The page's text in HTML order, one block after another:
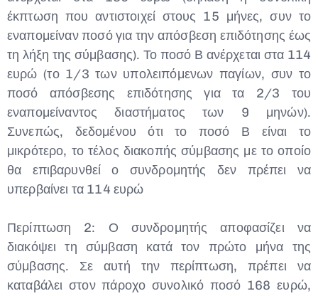
έκπτωση που αντιστοιχεί στους 15 μήνες, συν το
εναπομείναν ποσό για την απόσβεση επιδότησης έως
τη λήξη της σύμβασης). Το ποσό Β ανέρχεται στα 114
ευρώ (το 1/3 των υπολειπόμενων παγίων, συν το
ποσό απόσβεσης επιδότησης για τα 2/3 του
εναπομείναντος διαστήματος των 9 μηνών).
Συνεπώς, δεδομένου ότι το ποσό Β είναι το
μικρότερο, το τέλος διακοπής σύμβασης με το οποίο
θα επιβαρυνθεί ο συνδρομητής δεν πρέπει να
υπερβαίνει τα 114 ευρώ
Περίπτωση 2: Ο συνδρομητής αποφασίζει να
διακόψει τη σύμβαση κατά τον πρώτο μήνα της
σύμβασης. Σε αυτή την περίπτωση, πρέπει να
καταβάλει στον πάροχο συνολικό ποσό 168 ευρώ,